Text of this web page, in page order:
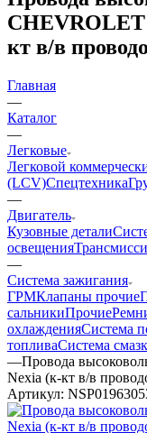
кт в/в
Главная
—
Каталог
—
Легковые
Легковой
(LCV)Спецтехника
—
Двигатель
Кузовные детали
освещения
—
Система зажигания
ГРМКлапаны прочие
сальникиПрочие
охлажденияСистема
топливаСистема
—Провода
Nexia (к-кт в/в
Артикул: